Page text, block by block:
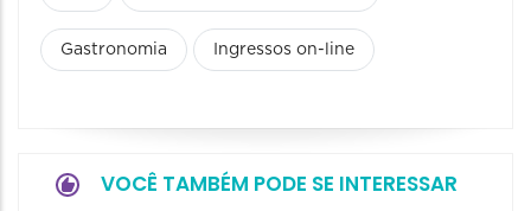
Gastronomia Ingressos on-line
VOCÊ TAMBÉM PODE SE INTERESSAR